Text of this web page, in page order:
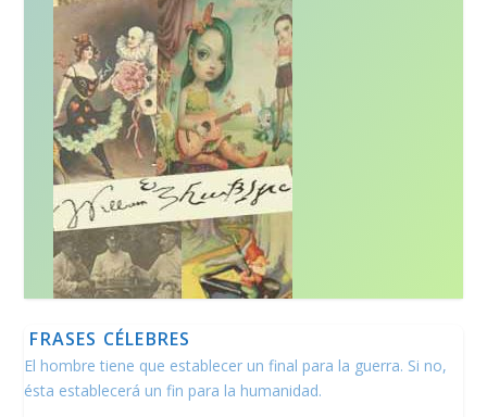
FRASES CÉLEBRES
El hombre tiene que establecer un final para la guerra. Si no,
ésta establecerá un fin para la humanidad.